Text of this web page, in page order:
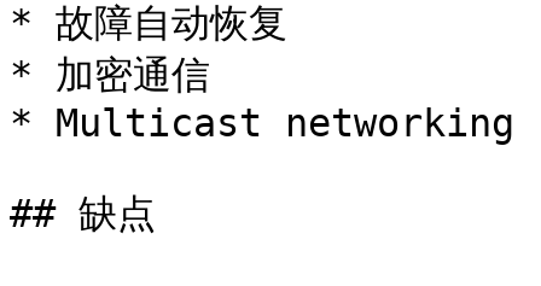
* 故障自动恢复
* 加密通信
* Multicast networking
## 缺点